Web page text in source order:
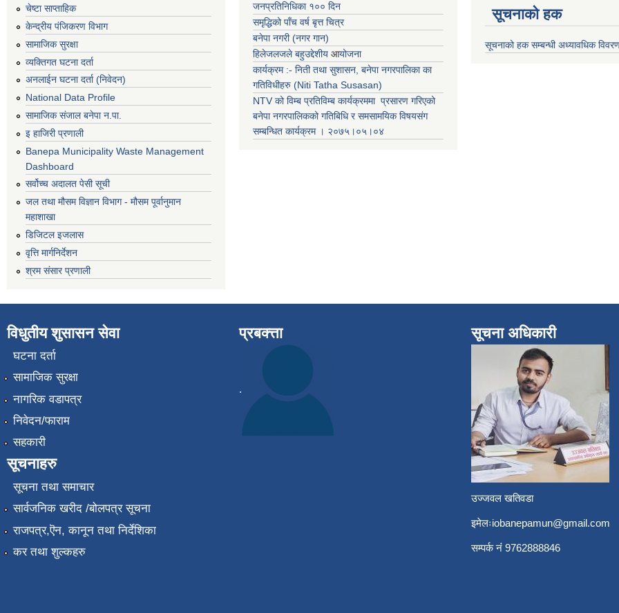
चेष्टा साप्ताहिक
केन्द्रीय पंजिकरण विभाग
सामाजिक सुरक्षा
व्यक्तिगत घटना दर्ता
अनलाईन घटना दर्ता (निवेदन)
National Data Profile
सामाजिक संजाल बनेपा न.पा.
इ हाजिरी प्रणाली
Banepa Municipality Waste Management
Dashboard
सर्वोच्च अदालत पेसी सूची
जल तथा मौसम विज्ञान विभाग - मौसम पूर्वानुमान
महाशाखा
डिजिटल इजलास
वृत्ति मार्गनिर्देशन
श्रम संसार प्रणाली
जनप्रतिनिधिका १०० दिन
समृद्धिको पाँच वर्ष बृत्त चित्र
बनेपा नगरी (नगर गान)
हिलेजलजले बहुउद्देशीय आयोजना
कार्यक्रम :- निती तथा सुशासन, बनेपा नगरपालिका का
गतिविधीहरु (Niti Tatha Susasan)
NTV को विम्ब प्रतिविम्ब कार्यक्रममा प्रसारण गरिएको
बनेपा नगरपालिकको गतिबिधि र समसामयिक विषयसंग
सम्बन्धित कार्यक्रम । २०७५।०५।०४
सूचनाको हक
सूचनाको हक सम्बन्धी अध्यावधिक
विधुतीय शुसासन सेवा
घटना दर्ता
सामाजिक सुरक्षा
नागरिक वडापत्र
निवेदन/फाराम
सहकारी
सूचनाहरु
सूचना तथा समाचार
सार्वजनिक खरीद /बोलपत्र सूचना
राजपत्र,ऎन, कानून तथा निर्देशिका
कर तथा शुल्कहरु
प्रबक्त्ता
.
सूचना अधिकारी
उज्जवल खतिवडा
इमेलःiobanepamun@gmail.com
सम्पर्क नंं 9762888846